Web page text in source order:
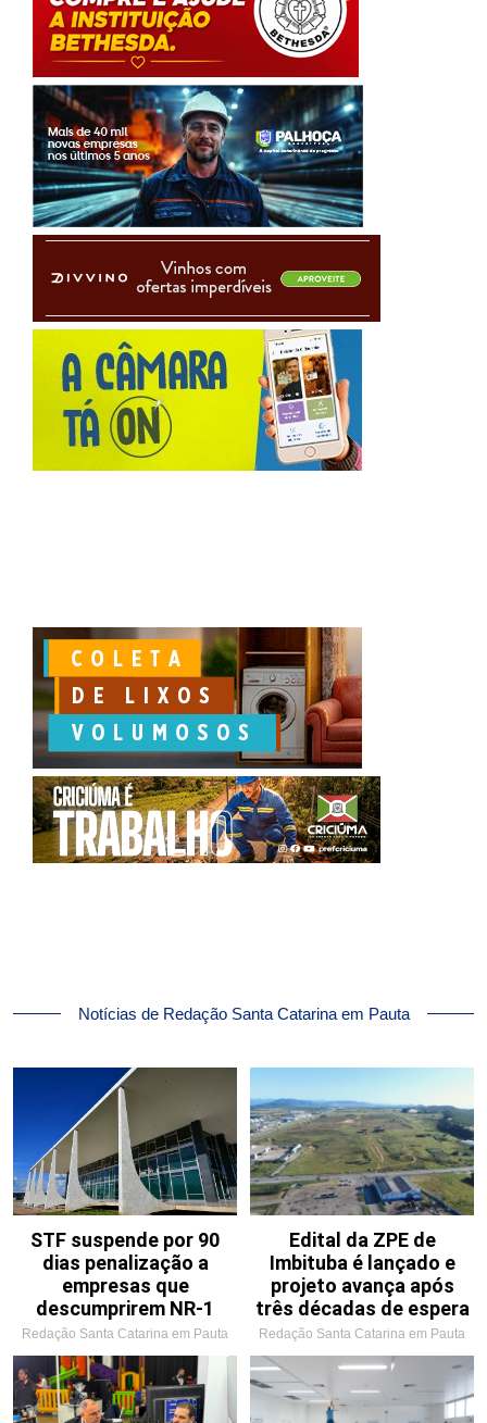
Notícias de Redação Santa Catarina em Pauta
STF suspende por 90
dias penalização a
empresas que
descumprirem NR-1
Redação Santa Catarina em Pauta
Edital da ZPE de
Imbituba é lançado e
projeto avança após
três décadas de espera
Redação Santa Catarina em Pauta